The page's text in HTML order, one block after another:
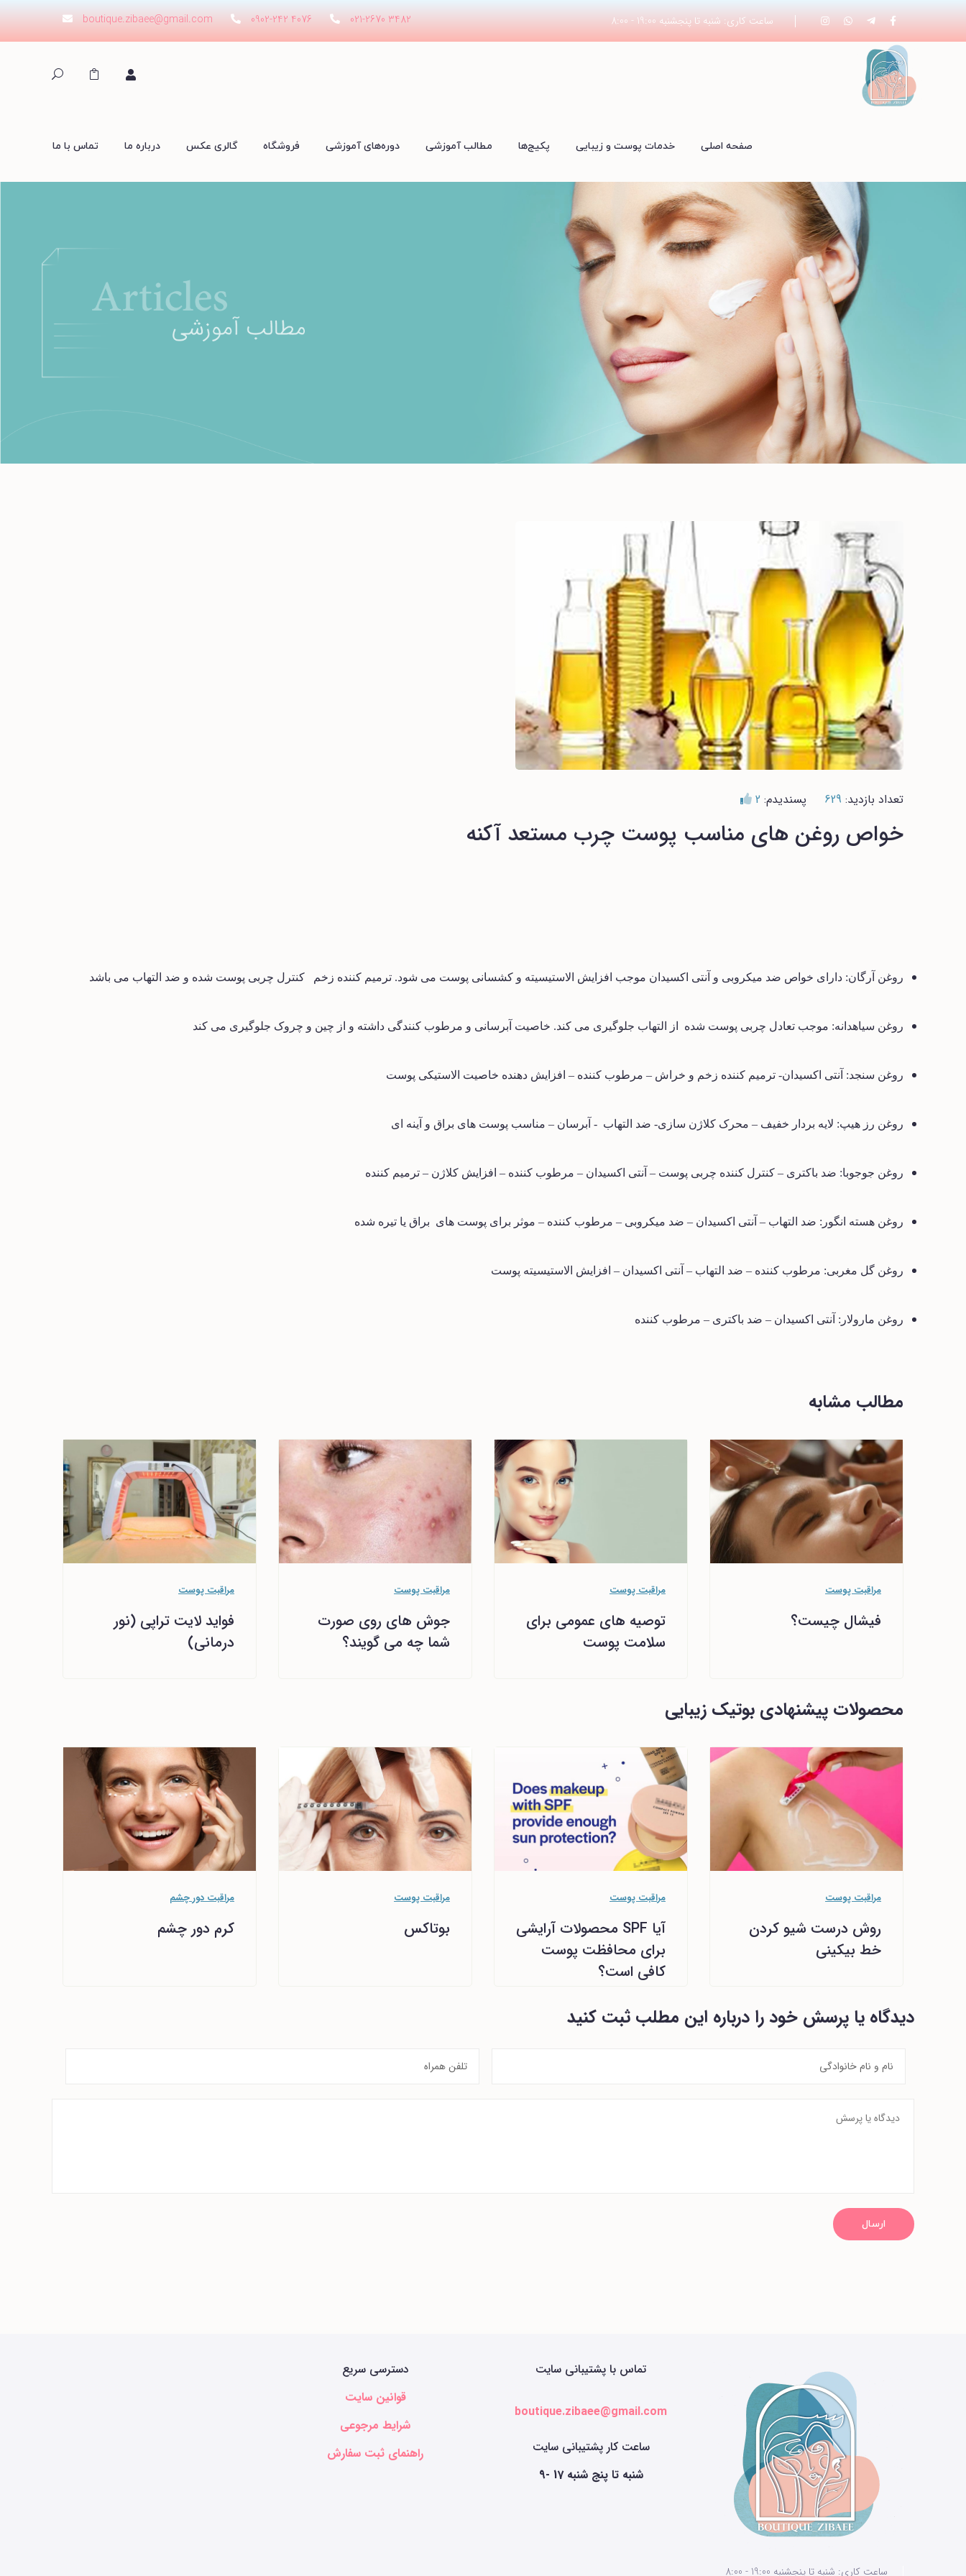
boutique.zibaee@gmail.com 0902-242 4076 021-2670 3482 ساعت کاری: شنبه تا پنجشنبه 19:00 - 8:00
صفحه اصلی خدمات پوست و زیبایی پکیج‌ها مطالب آموزشی دوره‌های آموزشی فروشگاه گالری عکس درباره ما تماس با ما
تعداد بازدید: 629 پسندیدم: 2
خواص روغن های مناسب پوست چرب مستعد آکنه
روغن آرگان: دارای خواص ضد میکروبی و آنتی اکسیدان موجب افزایش الاستیسیته و کشسانی پوست می شود. ترمیم کننده زخم کنترل چربی پوست شده و ضد التهاب می باشد
روغن سیاهدانه: موجب تعادل چربی پوست شده از التهاب جلوگیری می کند. خاصیت آبرسانی و مرطوب کنندگی داشته و از چین و چروک جلوگیری می کند
روغن سنجد: آنتی اکسیدان- ترمیم کننده زخم و خراش – مرطوب کننده – افزایش دهنده خاصیت الاستیکی پوست
روغن رز هیپ: لایه بردار خفیف – محرک کلاژن سازی- ضد التهاب - آبرسان – مناسب پوست های براق و آینه ای
روغن جوجوبا: ضد باکتری – کنترل کننده چربی پوست – آنتی اکسیدان – مرطوب کننده – افزایش کلاژن – ترمیم کننده
روغن هسته انگور: ضد التهاب – آنتی اکسیدان – ضد میکروبی – مرطوب کننده – موثر برای پوست های براق یا تیره شده
روغن گل مغربی: مرطوب کننده – ضد التهاب – آنتی اکسیدان – افزایش الاستیسیته پوست
روغن مارولار: آنتی اکسیدان – ضد باکتری – مرطوب کننده
مطالب مشابه
مراقبت پوست
فیشال چیست؟
مراقبت پوست
توصیه های عمومی برای
سلامت پوست
مراقبت پوست
جوش های روی صورت
شما چه می گویند؟
مراقبت پوست
فواید لایت تراپی (نور
درمانی)
محصولات پیشنهادی بوتیک زیبایی
مراقبت پوست
روش درست شیو کردن
خط بیکینی
مراقبت پوست
آیا SPF محصولات آرایشی
برای محافظت پوست
کافی است؟
مراقبت پوست
بوتاکس
مراقبت دور چشم
کرم دور چشم
دیدگاه یا پرسش خود را درباره این مطلب ثبت کنید
ارسال
دسترسی سریع
قوانین سایت
شرایط مرجوعی
راهنمای ثبت سفارش
تماس با پشتیبانی سایت
boutique.zibaee@gmail.com
ساعت کار پشتیبانی سایت
9- 17 شنبه تا پنج شنبه
ساعت کاری: شنبه تا پنجشنبه 19:00 - 8:00